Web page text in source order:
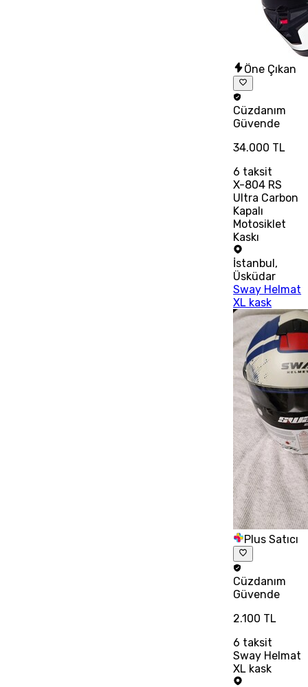
Öne Çıkan
Cüzdanım
Güvende
34.000 TL
6 taksit
X-804 RS
Ultra Carbon
Kapalı
Motosiklet
Kaskı
İstanbul ,
Üsküdar
Sway Helmat
XL kask
Plus Satıcı
Cüzdanım
Güvende
2.100 TL
6 taksit
Sway Helmat
XL kask